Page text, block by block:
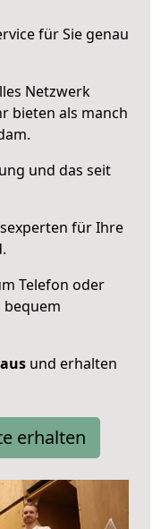
für Sie genau
Netzwerk
bieten als manch
und das seit
für Ihre
Telefon oder
bequem
und erhalten
erhalten